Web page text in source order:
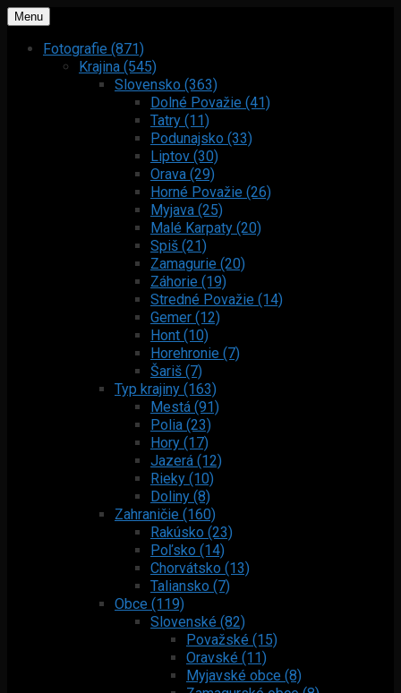
Menu
Fotografie (871)
Krajina (545)
Slovensko (363)
Dolné Považie (41)
Tatry (11)
Podunajsko (33)
Liptov (30)
Orava (29)
Horné Považie (26)
Myjava (25)
Malé Karpaty (20)
Spiš (21)
Zamagurie (20)
Záhorie (19)
Stredné Považie (14)
Gemer (12)
Hont (10)
Horehronie (7)
Šariš (7)
Typ krajiny (163)
Mestá (91)
Polia (23)
Hory (17)
Jazerá (12)
Rieky (10)
Doliny (8)
Zahraničie (160)
Rakúsko (23)
Poľsko (14)
Chorvátsko (13)
Taliansko (7)
Obce (119)
Slovenské (82)
Považské (15)
Oravské (11)
Myjavské obce (8)